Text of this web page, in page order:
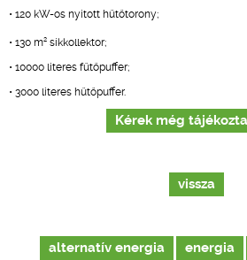
• 120 kW-os nyitott hűtőtorony;
• 130 m2 síkkollektor;
• 10000 literes fűtőpuffer;
• 3000 literes hűtőpuffer.
Kérek még
vissza
alternatív energia energia